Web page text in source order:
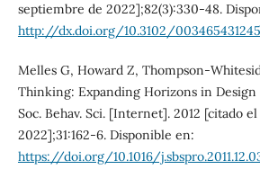
septiembre de 2022];82(3):330-48.
http://dx.doi.org/10.3102/
Melles G, Howard Z, Thompson-
Thinking: Expanding Horizons in Design
Soc. Behav. Sci. [Internet]. 2012 [citado
2022];31:162-6. Disponible en:
https://doi.org/10.1016/